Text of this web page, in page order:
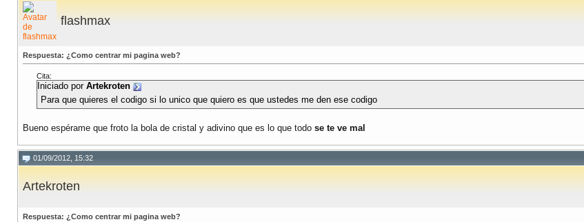
flashmax
Respuesta: ¿Como centrar mi pagina web?
Cita:
Iniciado por Artekroten
Para que quieres el codigo si lo unico que quiero es que ustedes me den ese codigo
Bueno espérame que froto la bola de cristal y adivino que es lo que todo se te ve mal
01/09/2012, 15:32
Artekroten
Respuesta: ¿Como centrar mi pagina web?